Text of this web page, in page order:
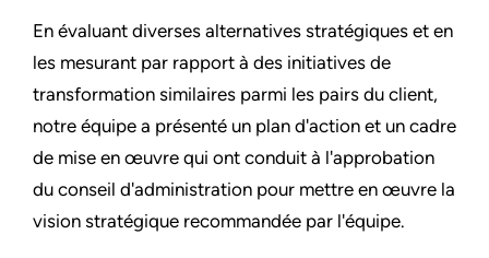
En évaluant diverses alternatives stratégiques et en
les mesurant par rapport à des initiatives de
transformation similaires parmi les pairs du client,
notre équipe a présenté un plan d'action et un cadre
de mise en œuvre qui ont conduit à l'approbation
du conseil d'administration pour mettre en œuvre la
vision stratégique recommandée par l'équipe.